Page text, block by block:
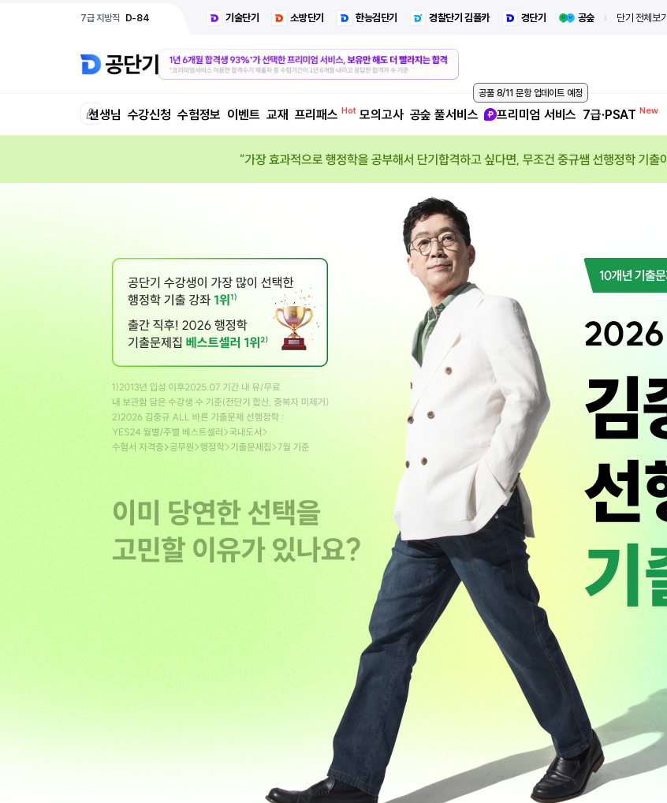
7급 지방직 D-84 기술단기 소방단기 한능검단기 경찰단기 김폴카 경단기 공숲 단기 전체보기
선생님 수강신청 수험정보 이벤트 교재 프리패스 모의고사 공숲 풀서비스 프리미엄 서비스
공풀 8/11 문항 업데이트 예정
7급·PSAT